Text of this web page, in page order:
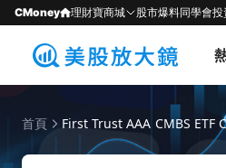
CMoney 理財寶商城 股市爆料同學會投
首頁 First Trust AAA CMBS ETF